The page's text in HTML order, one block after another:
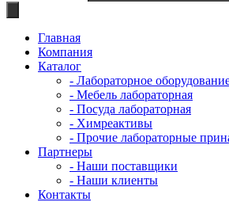
Главная
Компания
Каталог
- Лабораторное
- Мебель лабораторная
- Посуда лабораторная
- Химреактивы
- Прочие лабораторные
Партнеры
- Наши поставщики
- Наши клиенты
Контакты